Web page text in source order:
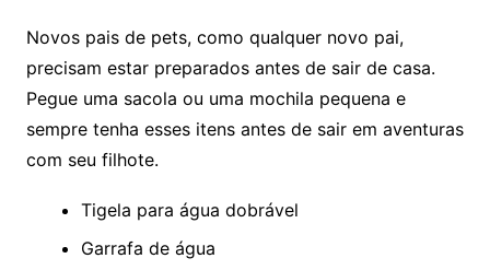
Novos pais de pets, como qualquer novo pai,
precisam estar preparados antes de sair de casa.
Pegue uma sacola ou uma mochila pequena e
sempre tenha esses itens antes de sair em aventuras
com seu filhote.
Tigela para água dobrável
Garrafa de água